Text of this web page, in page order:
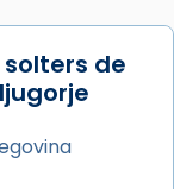
de